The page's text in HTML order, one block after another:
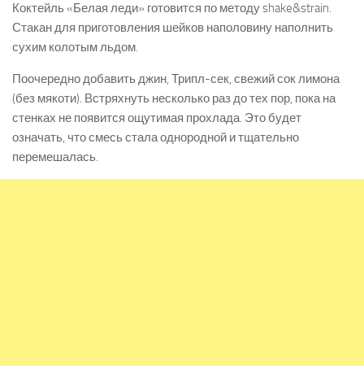
Коктейль «Белая леди» готовится по методу shake&strain.
Стакан для приготовления шейков наполовину наполнить
сухим колотым льдом.
Поочередно добавить джин, Трипл-сек, свежий сок лимона
(без мякоти). Встряхнуть несколько раз до тех пор, пока на
стенках не появится ощутимая прохлада. Это будет
означать, что смесь стала однородной и тщательно
перемешалась.